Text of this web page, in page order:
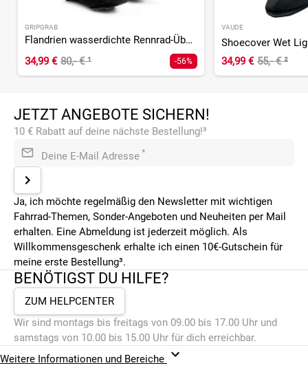
GRIPGRAB
Flandrien wasserdichte Rennrad-Überschuhe
34,99 € 80,- €¹ -56%
VAUDE
Shoecover Wet
34,99 € 55,- €²
JETZT ANGEBOTE SICHERN!
10 € Rabatt auf deine nächste Bestellung!³
Deine E-Mail Adresse *
Ja, ich möchte regelmäßig den Newsletter mit wichtigen
Fahrrad-Themen, Sonder-Angeboten und Neuheiten per Mail
erhalten. Eine Abmeldung ist jederzeit möglich. Als
Willkommensgeschenk erhalte ich einen 10€-Gutschein für
meine erste Bestellung³.
BENÖTIGST DU HILFE?
ZUM HELPCENTER
Wir sind montags bis freitags von 09.00 bis 17.00 Uhr und
samstags von 10.00 bis 15.00 Uhr für dich erreichbar.
Weitere Informationen und Bereiche